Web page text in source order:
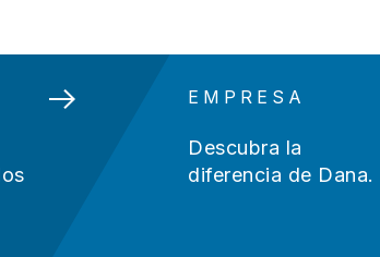
EMPRESA
Descubra la
diferencia de Dana.